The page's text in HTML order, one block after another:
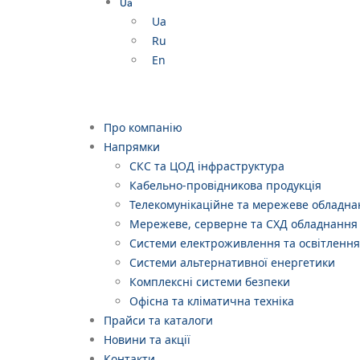
Ua
Ua
Ru
En
Про компанію
Напрямки
СКС та ЦОД інфраструктура
Кабельно-провідникова продукція
Телекомунікаційне та мережеве
Мережеве, серверне та СХД обладнання
Системи електроживлення та освітлення
Системи альтернативної енергетики
Комплексні системи безпеки
Офісна та кліматична техніка
Прайси та каталоги
Новини та акції